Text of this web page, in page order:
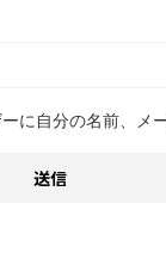
に自分の名前、メ